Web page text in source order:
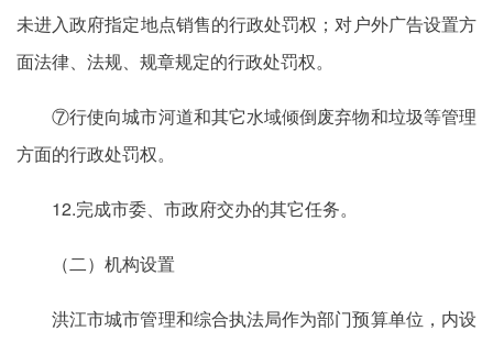
未进入政府指定地点销售的行政处罚权；对户外广告设置方
面法律、法规、规章规定的行政处罚权。
⑦行使向城市河道和其它水域倾倒废弃物和垃圾等管理
方面的行政处罚权。
12.完成市委、市政府交办的其它任务。
（二）机构设置
洪江市城市管理和综合执法局作为部门预算单位，内设